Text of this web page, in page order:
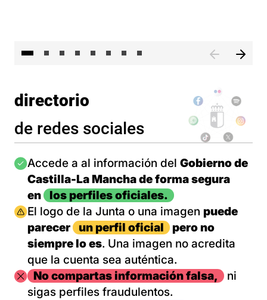
directorio
de redes sociales
Imagen
Accede a al información del Gobierno de
Castilla-La Mancha de forma segura
en
los perfiles oficiales.
Imagen
El logo de la Junta o una imagen puede
parecer
un perfil oficial
pero no
siempre lo es. Una imagen no acredita
que la cuenta sea auténtica.
ImagenNo compartas información falsa,
ni
sigas perfiles fraudulentos.